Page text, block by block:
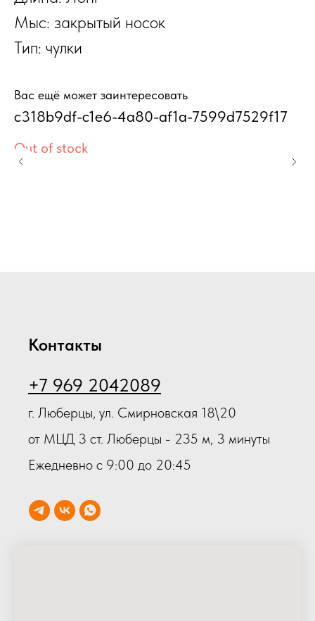
Мыс: закрытый носок
Тип: чулки
Вас ещё может заинтересовать
c318b9df-c1e6-4a80-af1a-7599d7529f17
Out of stock
Контакты
+7 969 2042089
г. Люберцы, ул. Смирновская 18\20
от МЦД 3 ст. Люберцы - 235 м, 3 минуты
Ежедневно с 9:00 до 20:45